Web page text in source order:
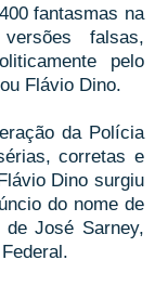
fantasmas na
falsas,
pelo
Flávio Dino.
da Polícia
corretas e
Dino surgiu
do nome de
de José Sarney,